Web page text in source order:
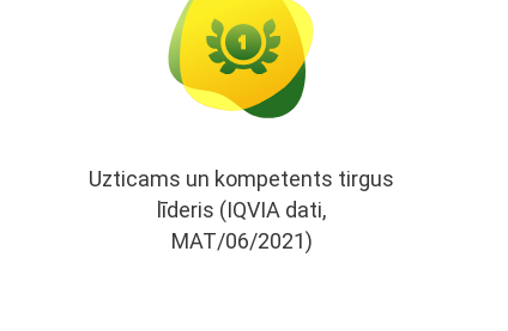
Uzticams un kompetents tirgus
līderis (IQVIA dati,
MAT/06/2021)